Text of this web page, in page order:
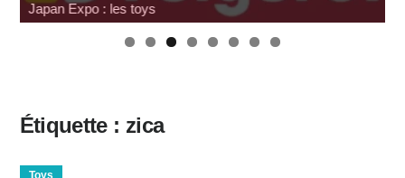
Japan Expo : les toys
Étiquette : zica
Toys